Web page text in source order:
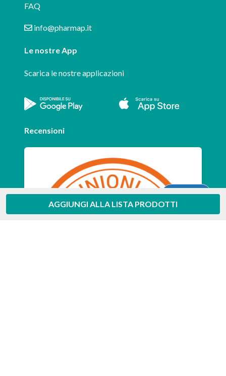
AGGIUNGI ALLA LISTA PRODOTTI
FAQ
info@pharmap.it
Le nostre App
Scarica le nostre applicazioni
Recensioni
Aiuto